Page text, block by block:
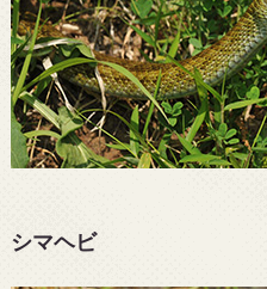
シマヘビ